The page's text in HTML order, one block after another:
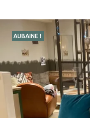
AUBAINE !